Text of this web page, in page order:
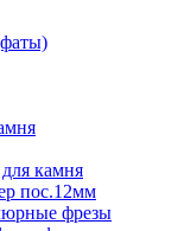
камня
пос.12мм
фрезы